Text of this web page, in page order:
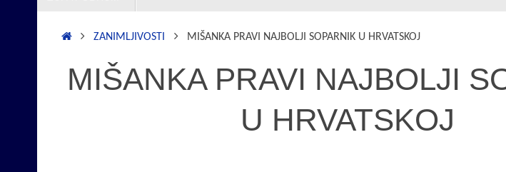
POČETNA
ZANIMLJIVOSTI MIŠANKA PRAVI NAJBOLJI SOPARNIK U HRVATSKOJ
MIŠANKA PRAVI NAJBOLJI
U HRVATSKOJ